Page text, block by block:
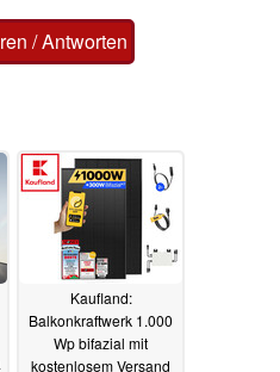
/ Antworten
Kaufland:
Balkonkraftwerk 1.000
Wp bifazial mit
kostenlosem Versand